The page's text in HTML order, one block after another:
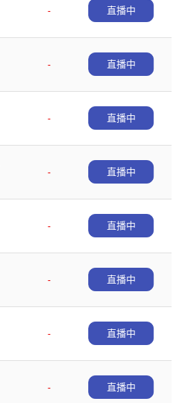
-
直播中
-
直播中
-
直播中
-
直播中
-
直播中
-
直播中
-
直播中
-
直播中